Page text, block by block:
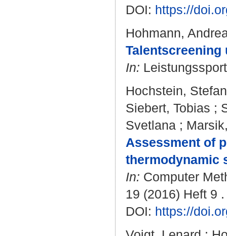
DOI: https://
Hohmann,
Talentscreening
In:
Hochstein, Stefan
Siebert, Tobias ;
Svetlana ;
Assessment of
thermodynamic
In: Computer
19 (2016) Heft 9
DOI: https://